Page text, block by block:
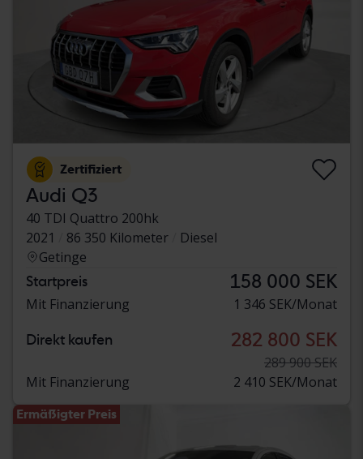
Zertifiziert
Audi Q3
40 TDI Quattro 200hk
2021
86 350 Kilometer
Diesel
Getinge
Startpreis 158 000 SEK
Mit Finanzierung 1 346 SEK/Monat
Direkt kaufen 282 800 SEK
289 900 SEK
Mit Finanzierung
2 410 SEK/Monat
Ermäßigter Preis